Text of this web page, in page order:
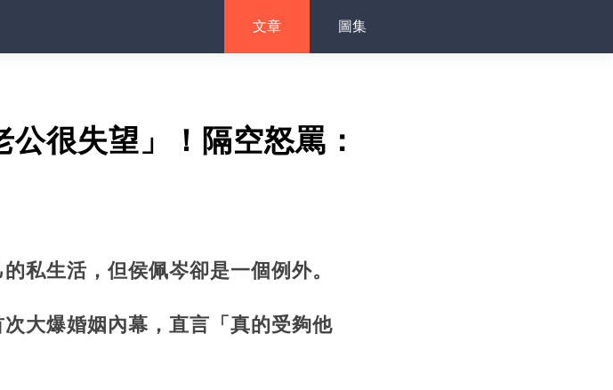
文章 圖集
很失望」！隔空怒罵：
私生活，但侯佩岑卻是一個例外。
大爆婚姻內幕，直言「真的受夠他